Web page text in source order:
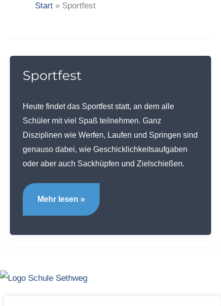
Start Sportfest
Sportfest
Heute findet das Sportfest statt, an dem alle
Schüler mit viel Spaß teilnehmen. Ganz
Disziplinen wie Werfen, Laufen und Springen sind
genauso dabei, wie Geschicklichkeitsaufgaben
oder aber auch Sackhüpfen und Zielschießen.
Sportfest
Mehr lesen »